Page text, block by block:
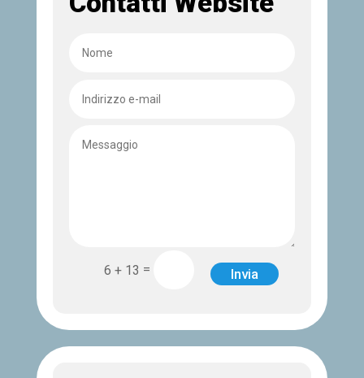
6 + 13 = Invia